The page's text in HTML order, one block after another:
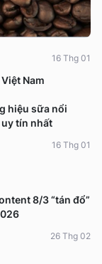
Nam
16 Thg 01
hiệu sữa nổi
tín nhất
16 Thg 01
8/3 “tán đổ”
26 Thg 02